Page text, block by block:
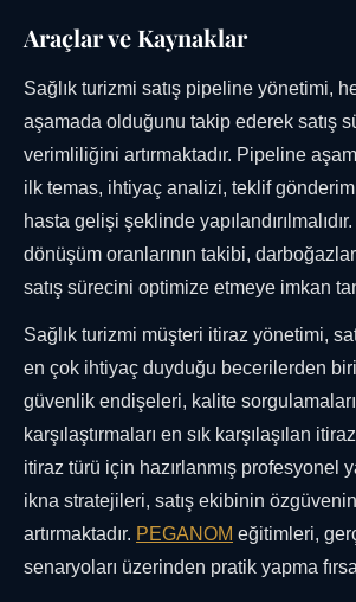
Araçlar ve Kaynaklar
Sağlık turizmi satış pipeline yönetimi,
aşamada olduğunu takip ederek satış
verimliliğini artırmaktadır. Pipeline
ilk temas, ihtiyaç analizi, teklif
hasta gelişi şeklinde
dönüşüm oranlarının takibi,
satış sürecini optimize etmeye imkan
Sağlık turizmi müşteri itiraz yönetimi,
en çok ihtiyaç duyduğu becerilerden
güvenlik endişeleri, kalite
karşılaştırmaları en sık karşılaşılan
itiraz türü için hazırlanmış profesyonel
ikna stratejileri, satış ekibinin
artırmaktadır. PEGANOM eğitimleri,
senaryoları üzerinden pratik yapma